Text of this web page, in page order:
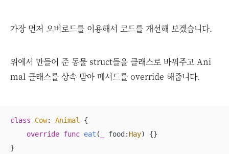
가장 먼저 오버로드를 이용해서 코드를 개선해 보겠습니다.
위에서 만들어 준 동물 struct들을 클래스로 바꿔주고 Ani
mal 클래스를 상속 받아 메서드를 override 해줍니다.
class Cow: Animal
{
override func eat ( food: Hay)
{}
}